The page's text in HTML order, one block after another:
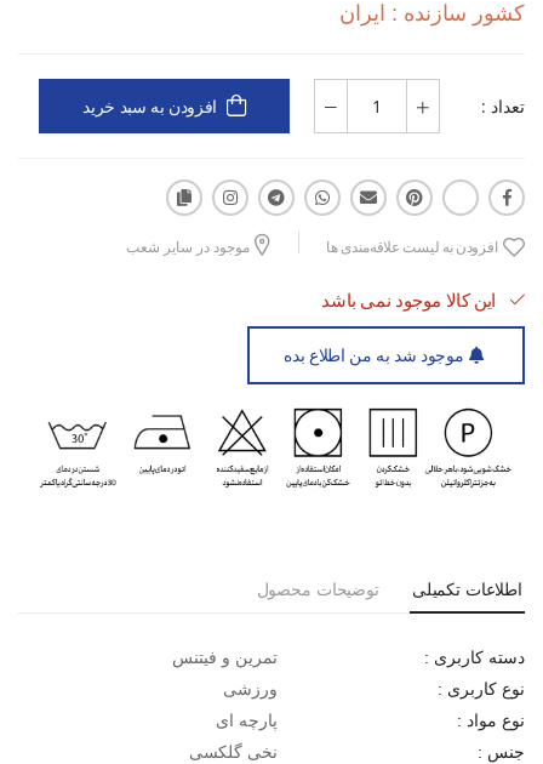
مناسب برای: باشگاه، پیاده‌روی، گرم‌کردن پیش از تمرین
دارای زیپ جلو، کمر کشی و جیب‌های کاربردی
کشور سازنده : ایران
تعداد : افزودن به سبد خرید
افزودن به لیست علاقه‌مندی ها موجود در سایر شعب
این کالا موجود نمی باشد
موجود شد به من اطلاع بده
اطلاعات تکمیلی توضیحات محصول
دسته کاربری : تمرین و فیتنس
نوع کاربری : ورزشی
نوع مواد : پارچه ای
جنس : نخی گلکسی